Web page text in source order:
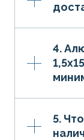
4.
5.